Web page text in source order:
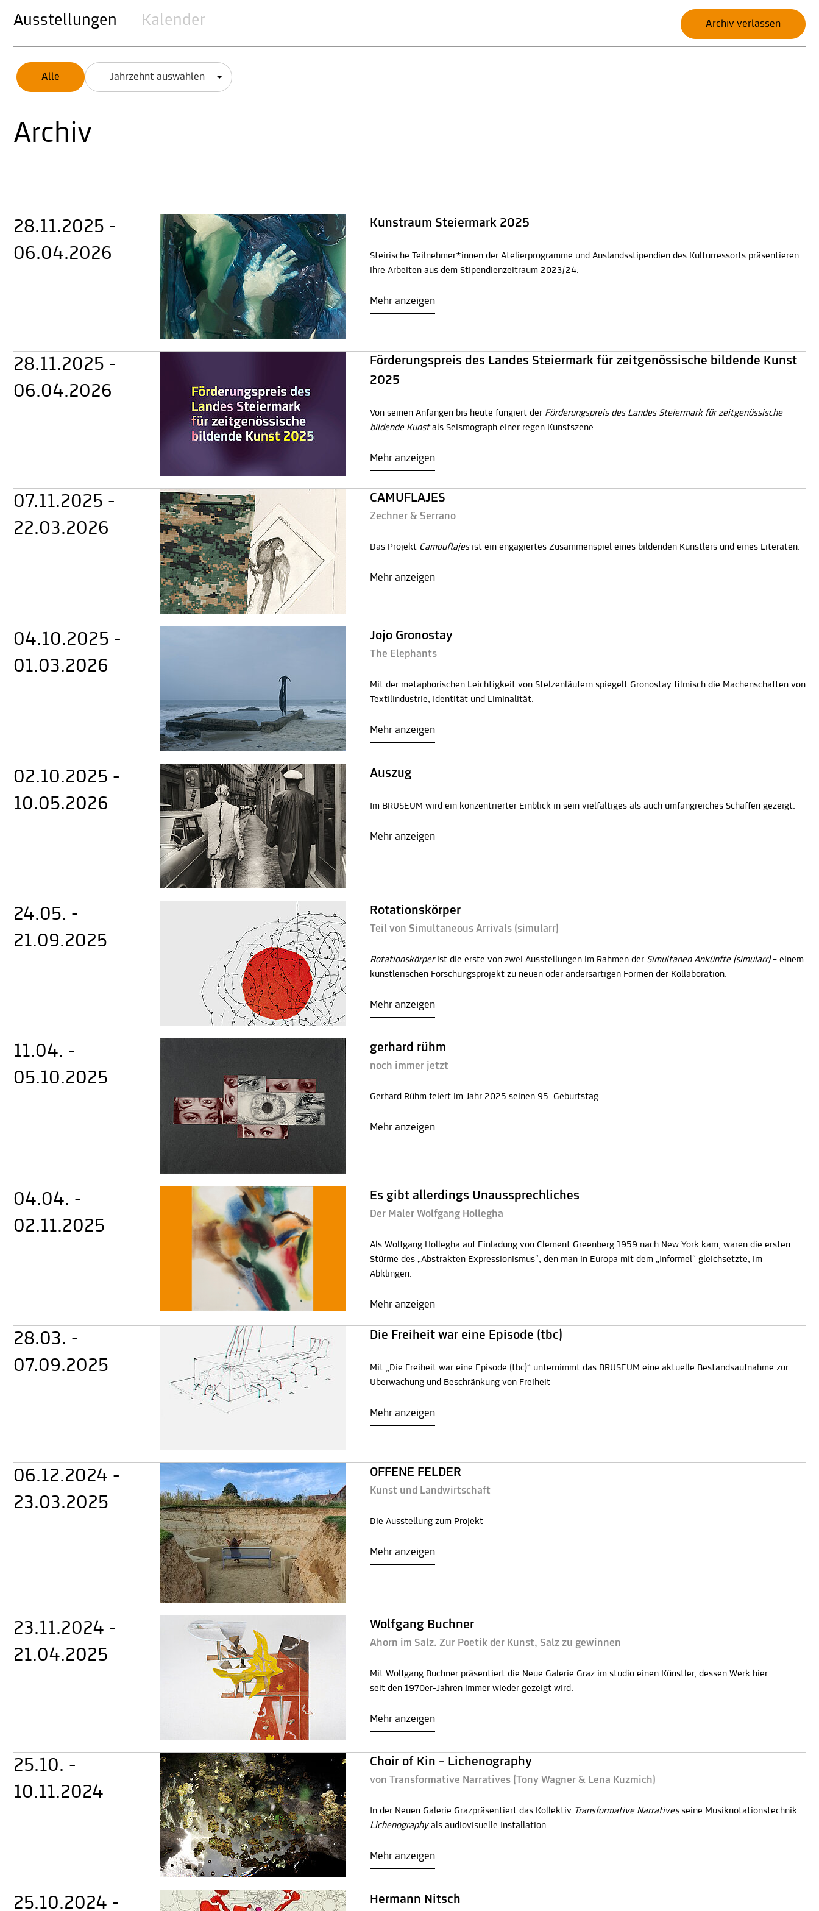
Ausstellungen Kalender Archiv verlassen
Alle Jahrzehnt auswählen
Archiv
28.11.2025 -
06.04.2026
Kunstraum Steiermark 2025
Steirische Teilnehmer*innen der Atelierprogramme und Auslandsstipendien des Kulturressorts präsentieren
ihre Arbeiten aus dem Stipendienzeitraum 2023/24.
Mehr anzeigen
28.11.2025 -
06.04.2026
Förderungspreis des Landes Steiermark für zeitgenössische bildende Kunst
2025
Von seinen Anfängen bis heute fungiert der Förderungspreis des Landes Steiermark für zeitgenössische
bildende Kunstals Seismograph einer regen Kunstszene.
Mehr anzeigen
07.11.2025 -
22.03.2026
CAMUFLAJES
Zechner & Serrano
Das Projekt Camouflajes ist ein engagiertes Zusammenspiel eines bildenden Künstlers und eines Literaten.
Mehr anzeigen
04.10.2025 -
01.03.2026
Jojo Gronostay
The Elephants
Mit der metaphorischen Leichtigkeit von Stelzenläufern spiegelt Gronostay filmisch die Machenschaften von
Textilindustrie, Identität und Liminalität.
Mehr anzeigen
02.10.2025 -
10.05.2026
Auszug
Im BRUSEUM wird ein konzentrierter Einblick in sein vielfältiges als auch umfangreiches Schaffen gezeigt.
Mehr anzeigen
24.05. -
21.09.2025
Rotationskörper
Teil von Simultaneous Arrivals (simularr)
Rotationskörperist die erste von zwei Ausstellungen im Rahmen der Simultanen Ankünfte (simularr)– einem
künstlerischen Forschungsprojekt zu neuen oder andersartigen Formen der Kollaboration.
Mehr anzeigen
11.04. -
05.10.2025
gerhard rühm
noch immer jetzt
Gerhard Rühm feiert im Jahr 2025 seinen 95. Geburtstag.
Mehr anzeigen
04.04. -
02.11.2025
Es gibt allerdings Unaussprechliches
Der Maler Wolfgang Hollegha
Als Wolfgang Hollegha auf Einladung von Clement Greenberg 1959 nach New York kam, waren die ersten
Stürme des „Abstrakten Expressionismus“, den man in Europa mit dem „Informel“ gleichsetzte, im
Abklingen.
Mehr anzeigen
28.03. -
07.09.2025
Die Freiheit war eine Episode (tbc)
Mit „Die Freiheit war eine Episode (tbc)“ unternimmt das BRUSEUM eine aktuelle Bestandsaufnahme zur
Überwachung und Beschränkung von Freiheit
Mehr anzeigen
06.12.2024 -
23.03.2025
OFFENE FELDER
Kunst und Landwirtschaft
Die Ausstellung zum Projekt
Mehr anzeigen
23.11.2024 -
21.04.2025
Wolfgang Buchner
Ahorn im Salz. Zur Poetik der Kunst, Salz zu gewinnen
Mit Wolfgang Buchner präsentiert die Neue Galerie Graz im studio einen Künstler, dessen Werk hier
seit den 1970er-Jahren immer wieder gezeigt wird.
Mehr anzeigen
25.10. -
10.11.2024
Choir of Kin – Lichenography
von Transformative Narratives (Tony Wagner & Lena Kuzmich)
In der Neuen Galerie Grazpräsentiert das Kollektiv Transformative Narrativesseine Musiknotationstechnik
Lichenographyals audiovisuelle Installation.
Mehr anzeigen
25.10.2024 - Hermann Nitsch